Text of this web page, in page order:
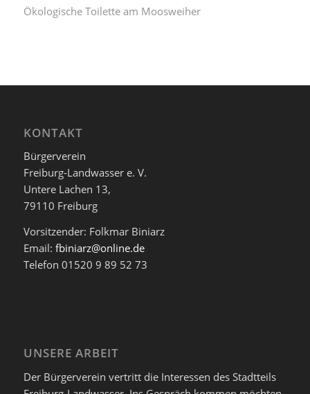
Ökologische Toilette am Moosweiher
KONTAKT
Bürgerverein
Freiburg-Landwasser e. V.
Untere Lachen 13,
79110 Freiburg
Vorsitzender: Folkmar Biniarz
Email: fbiniarz@online.de
Telefon 01520 9 89 52 73
UNSERE ARBEIT
Der Bürgerverein vertritt die Interessen des Stadtteils